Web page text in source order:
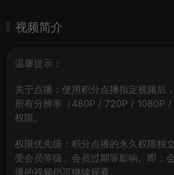
视频简介
温馨提示：
关于点播：使用积分点播指定视频后
所有分辨率（480P / 720P / 1080P /
权限。
权限优先级：积分点播的永久权限独
受会员等级、会员过期等影响。即：
播的视频仍可继续观看。